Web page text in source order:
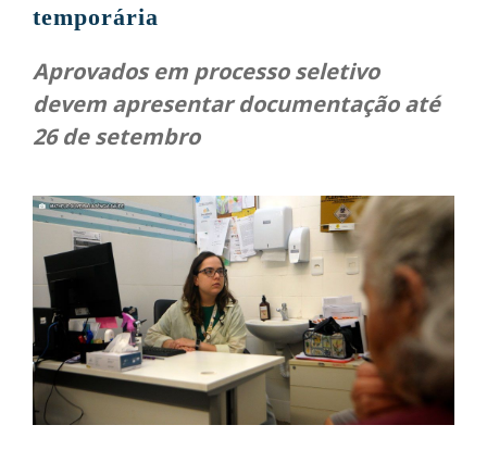
temporária
Aprovados em processo seletivo
devem apresentar documentação até
26 de setembro